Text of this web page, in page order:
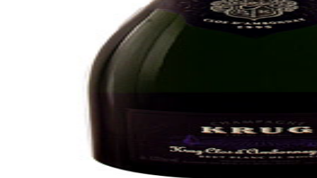
留学教育
品鉴专栏
餐厅酒吧指南
餐酒搭配
酒具周边
投资收藏
留学教育
品鉴专栏